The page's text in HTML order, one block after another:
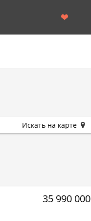
35 990 000
Искать на карте